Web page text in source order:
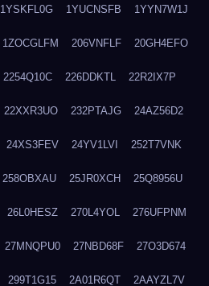
1YSKFL0G 1YUCNSFB 1YYN7W1J
1ZOCGLFM 206VNFLF 20GH4EFO
2254Q10C 226DDKTL 22R2IX7P
22XXR3UO 232PTAJG 24AZ56D2
24XS3FEV 24YV1LVI 252T7VNK
258OBXAU 25JR0XCH 25Q8956U
26L0HESZ 270L4YOL 276UFPNM
27MNQPU0 27NBD68F 27O3D674
299T1G15 2A01R6QT 2AAYZL7V